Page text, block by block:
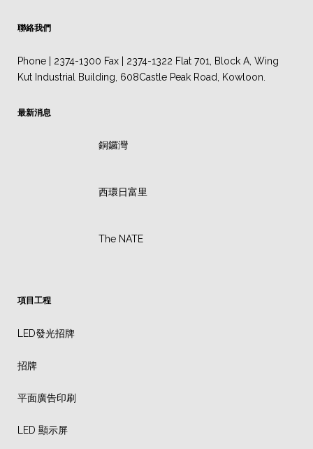
聯絡我們
Phone | 2374-1300 Fax | 2374-1322 Flat 701, Block A, Wing
Kut Industrial Building, 608Castle Peak Road, Kowloon.
最新消息
銅鑼灣
西環日富里
The NATE
項目工程
LED發光招牌
招牌
平面廣告印刷
LED 顯示屏